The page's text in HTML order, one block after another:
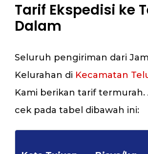
Tarif Ekspedisi ke
Dalam
Seluruh pengiriman dari
Kelurahan di Kecamatan
Kami berikan tarif termurah.
cek pada tabel dibawah ini: